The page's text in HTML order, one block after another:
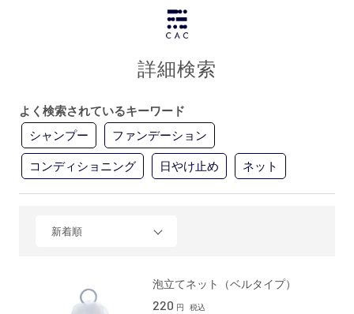
詳細検索
よく検索されているキーワード
シャンプー
ファンデーション
コンディショニング 日やけ止め ネット
新着順
泡立てネット（ベルタイプ）
220 円 税込